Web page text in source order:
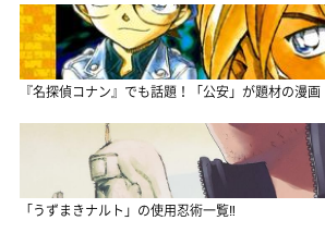
『名探偵コナン』でも話題！「公安」が題材の漫画
「うずまきナルト」の使用忍術一覧‼